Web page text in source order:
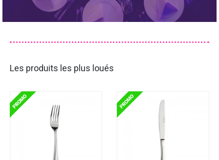
Les produits les plus loués